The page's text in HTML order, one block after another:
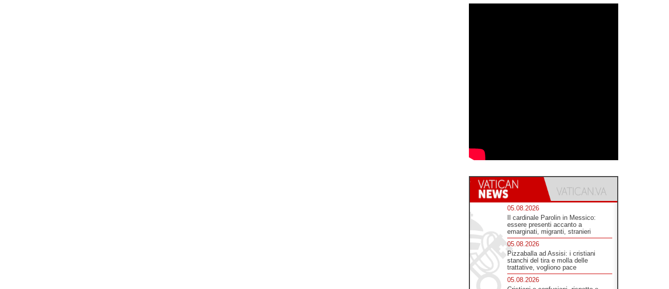
05.08.2026
Il cardinale Parolin in Messico:
essere presenti accanto a
emarginati, migranti, stranieri
05.08.2026
Pizzaballa ad Assisi: i cristiani
stanchi del tira e molla delle
trattative, vogliono pace
05.08.2026